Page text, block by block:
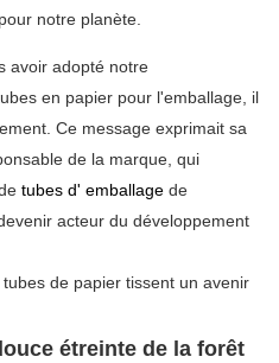
notre planète.
avoir adopté notre
en papier pour l'emballage, il
Ce message exprimait sa
de la marque, qui
tubes d' emballage de
acteur du développement
étreinte de la forêt